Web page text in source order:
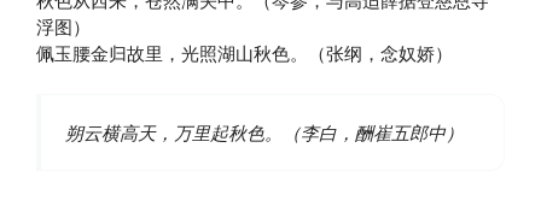
浮图）
佩玉腰金归故里，光照湖山秋色。（张纲，念奴娇）
朔云横高天，万里起秋色。（李白，酬崔五郎中）